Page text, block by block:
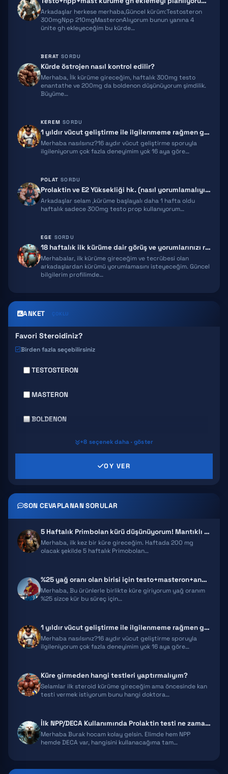
MOCT-C
IPT 141
TB500
TRIPTORELIN
ACE031
HGH FRAGMENT
GNRH
MGF
MELANOTAN 2
EPITALON
Arkadaşlar herkese merhaba,Güncel kürüm:Testosteron
300mgNpp 210mgMasteronAlıyorum bunun yanına 4
ünite gh ekleyeceğim bu kürde…
BERAT SORDU
Kürde östrojen nasıl kontrol edilir?
Merhaba, İlk kürüme gireceğim, haftalık 300mg testo
enantathe ve 200mg da boldenon düşünüyorum şimdilik.
Büyüme…
KEREM SORDU
1 yıldır vücut geliştirme ile ilgilenmeme rağmen gelişimim yeterli gel…
Merhaba nasılsınız?16 aydır vücut geliştirme sporuyla
ilgileniyorum çok fazla deneyimim yok 16 aya göre…
POLAT SORDU
Prolaktin ve E2 Yüksekliği hk. (nasıl yorumlamalıyım)
Arkadaşlar selam ,kürüme başlayalı daha 1 hafta oldu
haftalık sadece 300mg testo prop kullanıyorum…
EGE SORDU
18 haftalık ilk kürüme dair görüş ve yorumlarınızı rica ediyorum!
Merhabalar, ilk kürüme gireceğim ve tecrübesi olan
arkadaşlardan kürümü yorumlamasını isteyeceğim. Güncel
bilgilerim profilimde…
ANKET ÇOKLU
Favori Steroidiniz?
Birden fazla seçebilirsiniz
TESTOSTERON
MASTERON
BOLDENON
DECA DURABOLIN
TRENBOLONE
CLENBUTEROL
YOHIMBINE
DIANABOL
+8 seçenek daha · göster
OY VER
SON CEVAPLANAN SORULAR
5 Haftalık Primbolan kürü düşünüyorum! Mantıklı mı?
Merhaba, ilk kez bir küre gireceğim. Haftada 200 mg
olacak şekilde 5 haftalık Primobolan…
%25 yağ oranı olan birisi için testo+masteron+anavar kombinasyonu uygu…
Merhaba, Bu ürünlerle birlikte küre giriyorum yağ oranım
%25 sizce kür bu süreç için…
1 yıldır vücut geliştirme ile ilgilenmeme rağmen gelişimim yeterli gel…
Merhaba nasılsınız?16 aydır vücut geliştirme sporuyla
ilgileniyorum çok fazla deneyimim yok 16 aya göre…
Küre girmeden hangi testleri yaptırmalıyım?
Selamlar ilk steroid kürüme gireceğim ama öncesinde kan
testi vermek istiyorum bunu hangi doktora…
İlk NPP/DECA Kullanımında Prolaktin testi ne zaman verilmeli?
Merhaba Burak hocam kolay gelsin. Elimde hem NPP
hemde DECA var, hangisini kullanacağıma tam…